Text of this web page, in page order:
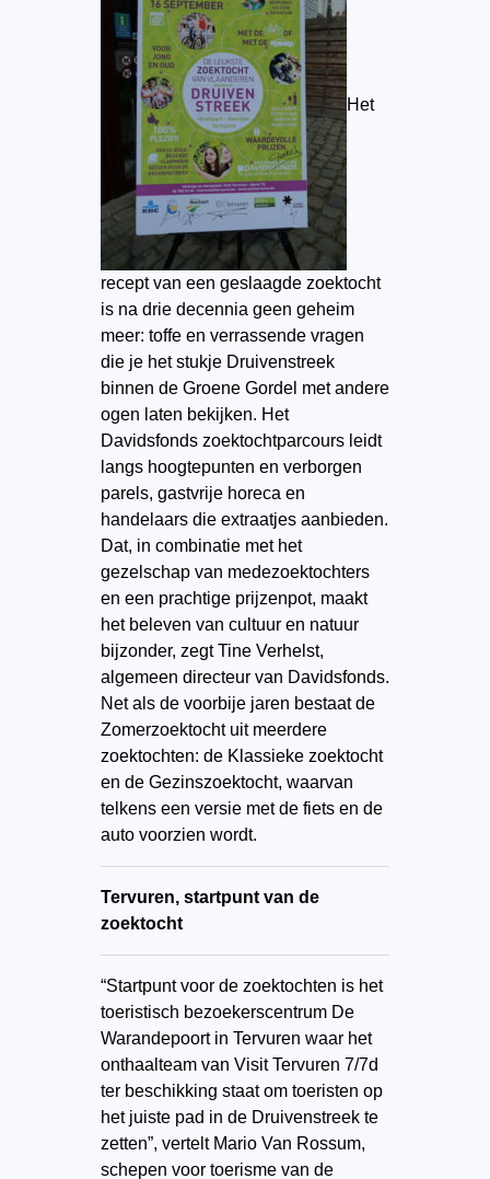
Het
recept van een geslaagde zoektocht
is na drie decennia geen geheim
meer: toffe en verrassende vragen
die je het stukje Druivenstreek
binnen de Groene Gordel met andere
ogen laten bekijken. Het
Davidsfonds zoektochtparcours leidt
langs hoogtepunten en verborgen
parels, gastvrije horeca en
handelaars die extraatjes aanbieden.
Dat, in combinatie met het
gezelschap van medezoektochters
en een prachtige prijzenpot, maakt
het beleven van cultuur en natuur
bijzonder, zegt Tine Verhelst,
algemeen directeur van Davidsfonds.
Net als de voorbije jaren bestaat de
Zomerzoektocht uit meerdere
zoektochten: de Klassieke zoektocht
en de Gezinszoektocht, waarvan
telkens een versie met de fiets en de
auto voorzien wordt.
Tervuren, startpunt van de
zoektocht
“Startpunt voor de zoektochten is het
toeristisch bezoekerscentrum De
Warandepoort in Tervuren waar het
onthaalteam van Visit Tervuren 7/7d
ter beschikking staat om toeristen op
het juiste pad in de Druivenstreek te
zetten”, vertelt Mario Van Rossum,
schepen voor toerisme van de